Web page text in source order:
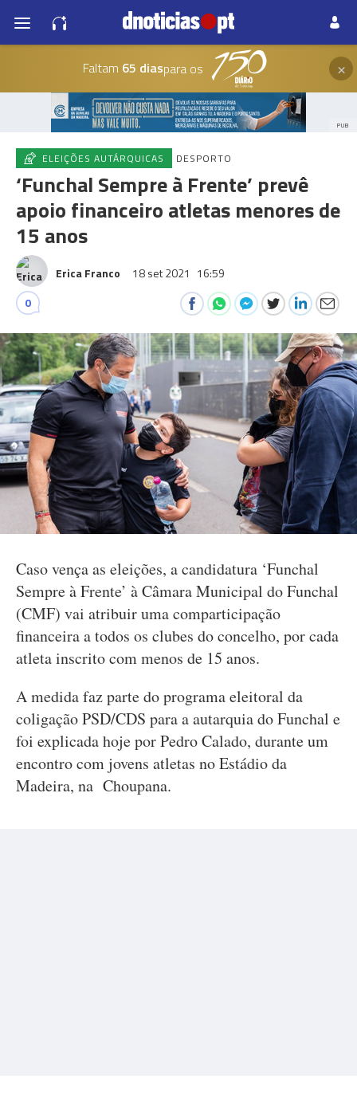
Faltam 65 diaspara os ×
PUB
ELEIÇÕES AUTÁRQUICAS DESPORTO
‘Funchal Sempre à Frente’ prevê
apoio financeiro atletas menores de
15 anos
Erica Franco 18 set 2021 16:59
0
Caso vença as eleições, a candidatura ‘Funchal
Sempre à Frente’ à Câmara Municipal do Funchal
(CMF) vai atribuir uma comparticipação
financeira a todos os clubes do concelho, por cada
atleta inscrito com menos de 15 anos.
A medida faz parte do programa eleitoral da
coligação PSD/CDS para a autarquia do Funchal e
foi explicada hoje por Pedro Calado, durante um
encontro com jovens atletas no Estádio da
Madeira, na Choupana.